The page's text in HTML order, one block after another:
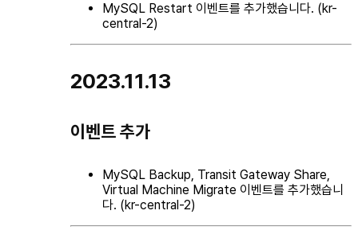
MySQL Restart 이벤트를 추가했습니다. (kr-
central-2)
2023.11.13
이벤트 추가
MySQL Backup, Transit Gateway Share,
Virtual Machine Migrate 이벤트를 추가했습니
다. (kr-central-2)